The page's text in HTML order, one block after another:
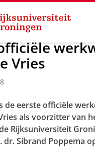
Nieuws
Vries
de eerste officiële
als voorzitter van
Rijksuniversiteit
Sibrand Poppema